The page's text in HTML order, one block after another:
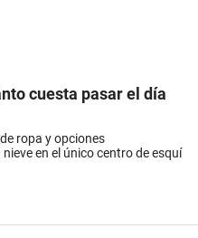
cuesta pasar el día
ropa y opciones
en el único centro de esquí